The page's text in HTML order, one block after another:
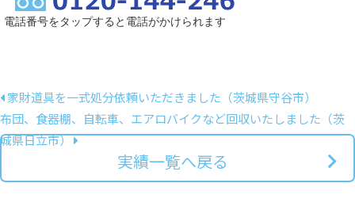
電話番号をタップすると電話がかけられます
家財道具を一式処分依頼いただきました（茨城県守谷市）
布団、食器棚、自転車、エアロバイクなど回収いたしました（茨
城県日立市）
実績一覧へ戻る